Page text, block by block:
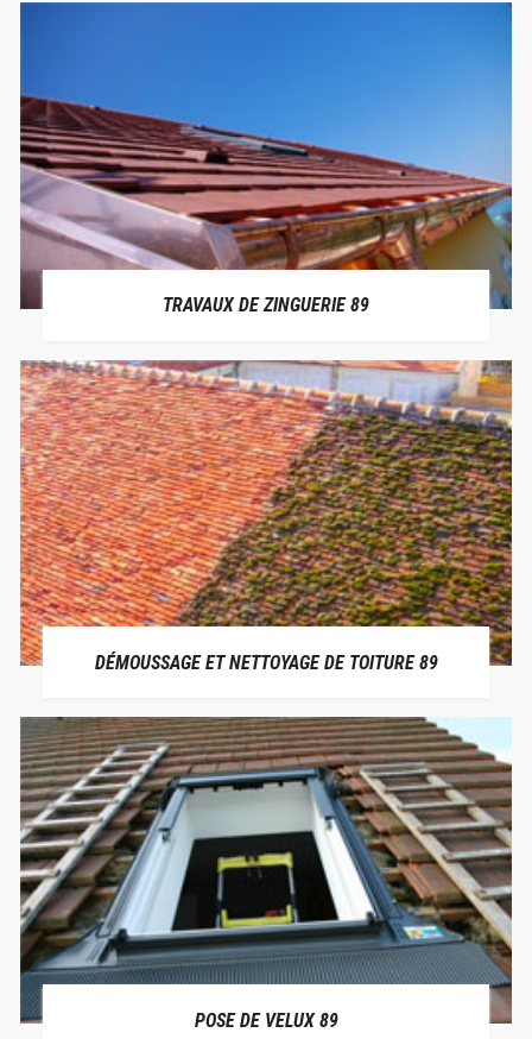
TRAVAUX DE ZINGUERIE 89
DÉMOUSSAGE ET NETTOYAGE DE TOITURE 89
POSE DE VELUX 89